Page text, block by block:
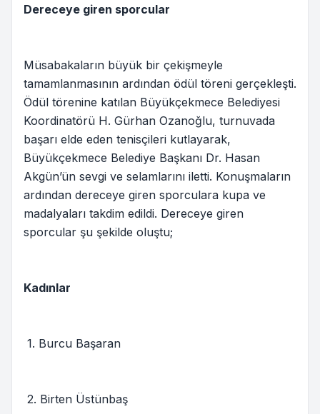
Dereceye giren sporcular
Müsabakaların büyük bir çekişmeyle
tamamlanmasının ardından ödül töreni gerçekleşti.
Ödül törenine katılan Büyükçekmece Belediyesi
Koordinatörü H. Gürhan Ozanoğlu, turnuvada
başarı elde eden tenisçileri kutlayarak,
Büyükçekmece Belediye Başkanı Dr. Hasan
Akgün’ün sevgi ve selamlarını iletti. Konuşmaların
ardından dereceye giren sporculara kupa ve
madalyaları takdim edildi. Dereceye giren
sporcular şu şekilde oluştu;
Kadınlar
1. Burcu Başaran
2. Birten Üstünbaş